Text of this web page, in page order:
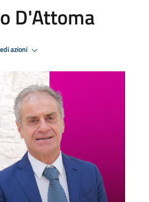
D'Attoma
azioni